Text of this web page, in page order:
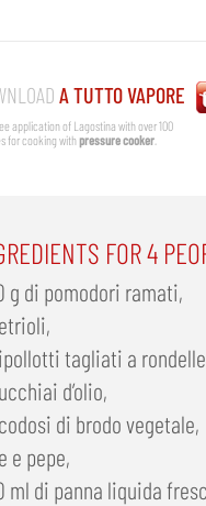
A TUTTO VAPORE
application of Lagostina with over 100
for cooking withpressure cooker.
FOR 4
g di pomodori ramati,
tagliati a
d’olio,
di brodo vegetale,
e pepe,
ml di panna liquida